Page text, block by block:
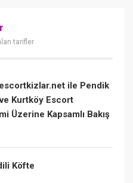
tarifler
ile Pendik
Kurtköy Escort
Üzerine Kapsamlı Bakış
Köfte